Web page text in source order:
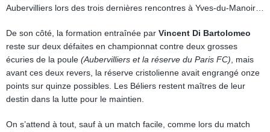
Aubervilliers lors des trois dernières rencontres à Yves-du-Manoir…
De son côté, la formation entraînée par Vincent Di Bartolomeo
reste sur deux défaites en championnat contre deux grosses
écuries de la poule (Aubervilliers et la réserve du Paris FC) , mais
avant ces deux revers, la réserve cristolienne avait engrangé onze
points sur quinze possibles. Les Béliers restent maîtres de leur
destin dans la lutte pour le maintien.
On s’attend à tout, sauf à un match facile, comme lors du match